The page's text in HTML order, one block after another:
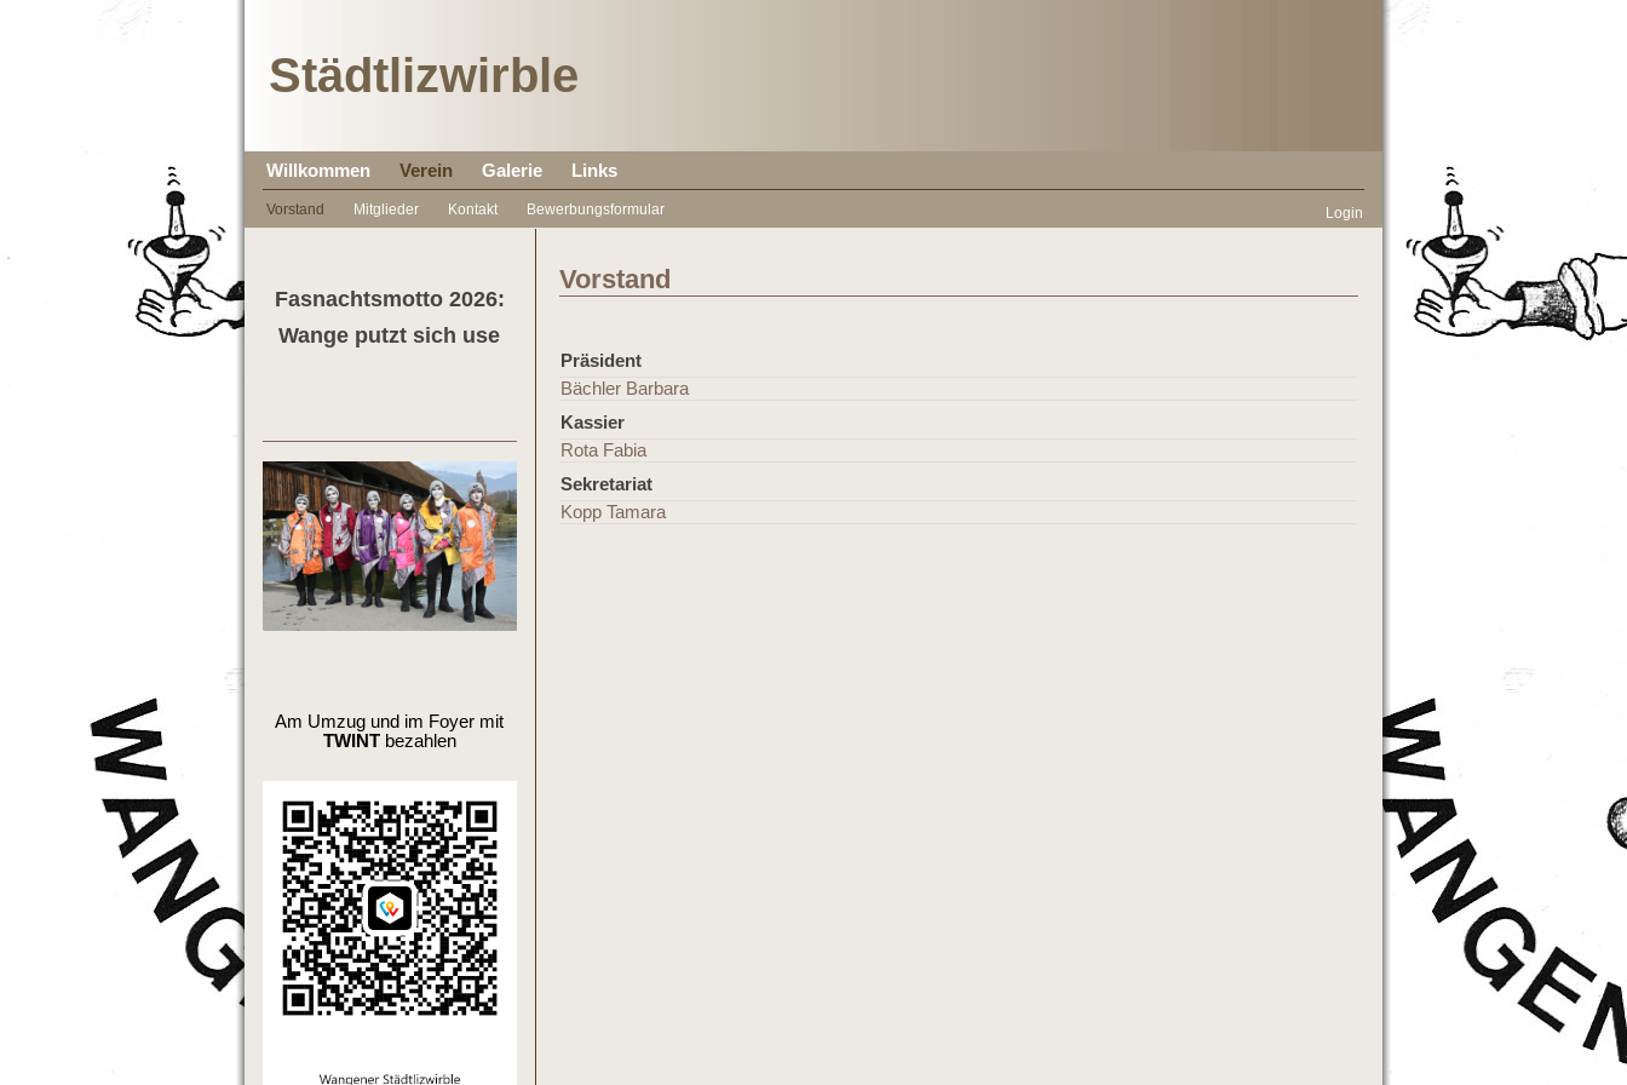
Städtlizwirble
Willkommen Verein Galerie Links
Vorstand Mitglieder Kontakt Bewerbungsformular Login
Fasnachtsmotto 2026:
Wange putzt sich use
Am Umzug und im Foyer mit
TWINTbezahlen
Vorstand
Präsident
Bächler Barbara
Kassier
Rota Fabia
Sekretariat
Kopp Tamara